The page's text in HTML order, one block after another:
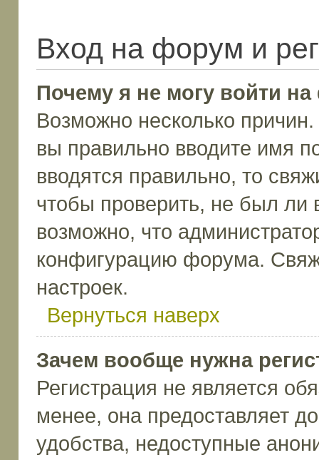
Вход на форум и
Почему я не могу войти
Возможно несколько
вы правильно вводите имя
вводятся правильно, то
чтобы проверить, не был ли
возможно, что
конфигурацию форума.
настроек.
Вернуться наверх
Зачем вообще нужна
Регистрация не является
менее, она предоставляет
удобства, недоступные